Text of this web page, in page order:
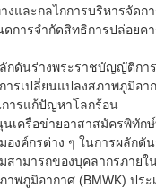
งและกลไกการบริหารจัดก
ดการจำกัดสิทธิการปล่อย
กดันร่างพระราชบัญญัติกา
ารเปลี่ยนแปลงสภาพภูมิอา
ารแก้ปัญหาโลกร้อน
เครือข่ายอาสาสมัครพิทัก
องค์กรต่าง ๆ ในการผลัก
ามารถของบุคลากรภายใ
าพภูมิอากาศ (BMWK) ประ